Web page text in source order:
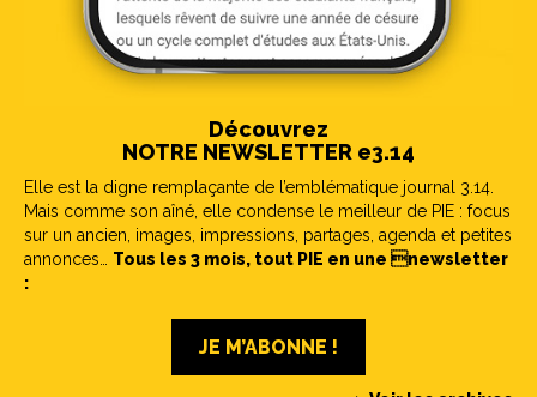
Découvrez
NOTRE NEWSLETTER e3.14
Elle est la digne remplaçante de l’emblématique journal 3.14.
Mais comme son aîné, elle condense le meilleur de PIE : focus
sur un ancien, images, impressions, partages, agenda et petites
annonces… Tous les 3 mois, tout PIE en une newsletter
:
JE M’ABONNE !